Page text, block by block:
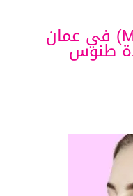
علاج الكلف (Melasma) في عمان
طنوس